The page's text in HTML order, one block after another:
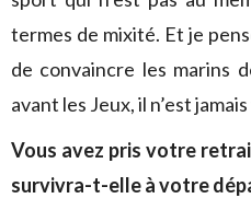
termes de mixité. Et je
de convaincre les marins
avant les Jeux, il n’est
Vous avez pris votre
survivra-t-elle à votre